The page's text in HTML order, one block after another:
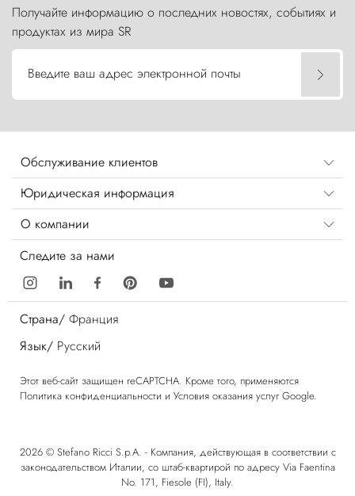
Получайте информацию о последних новостях, событиях и
продуктах из мира SR
Введите ваш адрес электронной почты
Обслуживание клиентов
Юридическая информация
О компании
Следите за нами
Страна/ Франция
Язык/ Русский
Этот веб-сайт защищен reCAPTCHA. Кроме того, применяются
Политика конфиденциальности и Условия оказания услуг Google.
2026 © Stefano Ricci S.p.A. - Компания, действующая в соответствии с
законодательством Италии, со штаб-квартирой по адресу Via Faentina
No. 171, Fiesole (FI), Italy.